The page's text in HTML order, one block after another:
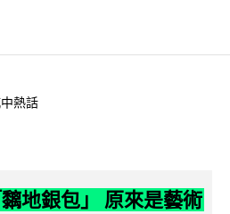
熱話
地銀包」 原來是藝術